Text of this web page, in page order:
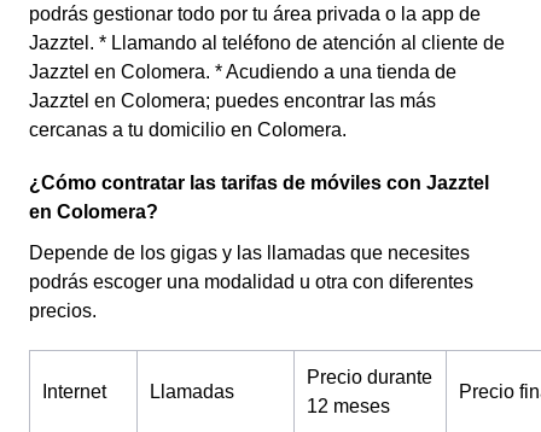
podrás gestionar todo por tu área privada o la app de
Jazztel. * Llamando al teléfono de atención al cliente de
Jazztel en Colomera. * Acudiendo a una tienda de
Jazztel en Colomera; puedes encontrar las más
cercanas a tu domicilio en Colomera.
¿Cómo contratar las tarifas de móviles con Jazztel
en Colomera?
Depende de los gigas y las llamadas que necesites
podrás escoger una modalidad u otra con diferentes
precios.
Internet Llamadas
Precio durante
12 meses
Precio